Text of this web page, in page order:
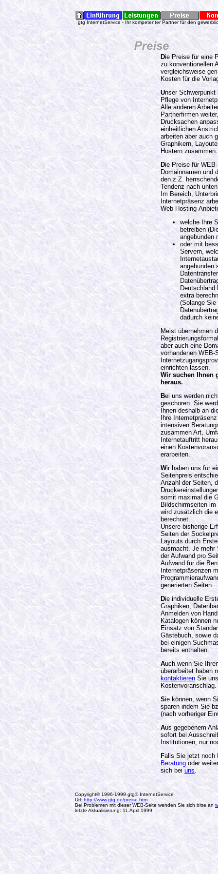
gtg InternetService - Ihr kompetenter Partner für den
Die Preise für eine
zu konventionellen
vergleichsweise
Kosten für die
Unser Schwerpunkt
Pflege von
Alle anderen
Partnerfirmen
Drucksachen
einheitlichen
arbeiten aber auch
Graphikern,
Hostern zusammen.
Die Preise für
Domainnamen und
den z.Z.
Tendenz nach
Im Bereich,
Internetpräsenz
Web-Hosting-
welche Ihre
betreiben
angebunden
oder mit
Servern,
angebunden
Deutschland
extra
(Solange Sie
dadurch
Meist übernehmen
aber auch eine
vorhandenen WEB-
einrichten lassen.
Wir suchen Ihnen
heraus.
Bei uns werden
geschoren. Sie
Ihnen deshalb an
Ihre
intensiven
zusammen Art,
Internetauftritt
einen
erarbeiten.
Wir haben uns für
Seitenpreis
Anzahl der Seiten,
somit maximal die
Bildschirmseiten
wird zusätzlich die
berechnet.
Unsere bisherige
Seiten der
Layouts durch
ausmacht. Je mehr
der Aufwand pro
Aufwand für die
Internetpräsenzen
generierten Seiten.
Die individuelle
Graphiken,
Anmelden von
Katalogen können
Einsatz von
Gästebuch, sowie
bei einigen
bereits enthalten.
Auch wenn Sie
überarbeitet haben
kontaktieren Sie
Kostenvoranschlag.
Sie können, wenn
sparen indem Sie
(nach vorheriger
Aus gegebenem
sofort bei
Institutionen, nur
Falls Sie jetzt noch
Beratung oder
sich bei uns.
Copyright© 1996-1999 gtg® InternetService
Url: http://www.gtg.de/preise.htm
Bei Problemen mit dieser WEB-Seite wenden Sie sich bitte an
letzte Aktualisierung: 11.April.1999